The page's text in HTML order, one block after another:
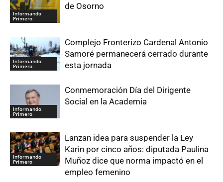
Informando
Primero
de Osorno
Informando
Primero
Complejo Fronterizo Cardenal Antonio
Samoré permanecerá cerrado durante
esta jornada
Informando
Primero
Conmemoración Día del Dirigente
Social en la Academia
Informando
Primero
Lanzan idea para suspender la Ley
Karin por cinco años: diputada Paulina
Muñoz dice que norma impactó en el
empleo femenino